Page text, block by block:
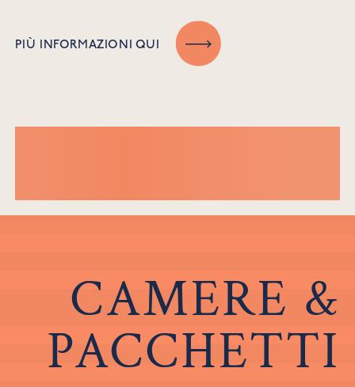
PIÙ INFORMAZIONI QUI
CAMERE &
PACCHETTI